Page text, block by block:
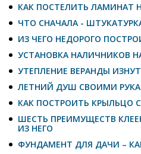
КАК ПОСТЕЛИТЬ ЛАМИНАТ
ЧТО СНАЧАЛА -
ИЗ ЧЕГО НЕДОРОГО
УСТАНОВКА НАЛИЧНИКОВ
УТЕПЛЕНИЕ ВЕРАНДЫ
ЛЕТНИЙ ДУШ СВОИМИ
КАК ПОСТРОИТЬ КРЫЛЬЦО
ШЕСТЬ ПРЕИМУЩЕСТВ
ИЗ НЕГО
ФУНДАМЕНТ ДЛЯ ДАЧИ –